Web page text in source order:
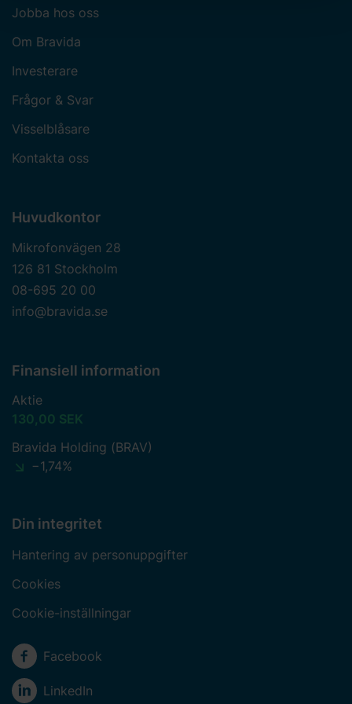
dina personuppgifter. Läs mer
behandlar personuppgifter och hur du kan kontakta oss.
Jobba hos oss
Om Bravida
Investerare
Frågor & Svar
Visselblåsare
Kontakta oss
Huvudkontor
Mikrofonvägen 28
126 81 Stockholm
08-695 20 00
info@bravida.se
Finansiell information
Aktie
130,00 SEK
Bravida Holding (BRAV)
−1,74%
Din integritet
Hantering av personuppgifter
Cookies
Cookie-inställningar
Sociala medier
Facebook
LinkedIn